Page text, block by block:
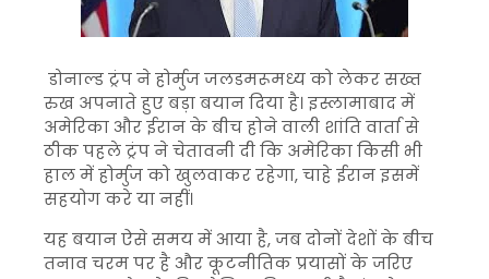
डोनाल्ड ट्रंपनेहोर्मुज जलडमरूमध्यको लेकर सख्त
रुख अपनाते हुए बड़ा बयान दिया है। इस्लामाबाद में
अमेरिका औरईरानके बीच होने वाली शांति वार्ता से
ठीक पहले ट्रंप ने चेतावनी दी कि अमेरिका किसी भी
हाल में होर्मुज को खुलवाकर रहेगा, चाहे ईरान इसमें
सहयोग करे या नहीं।
यह बयान ऐसे समय में आया है, जब दोनों देशों के बीच
तनाव चरम पर है और कूटनीतिक प्रयासों के जरिए